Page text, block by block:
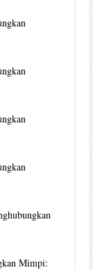
Mimpi: